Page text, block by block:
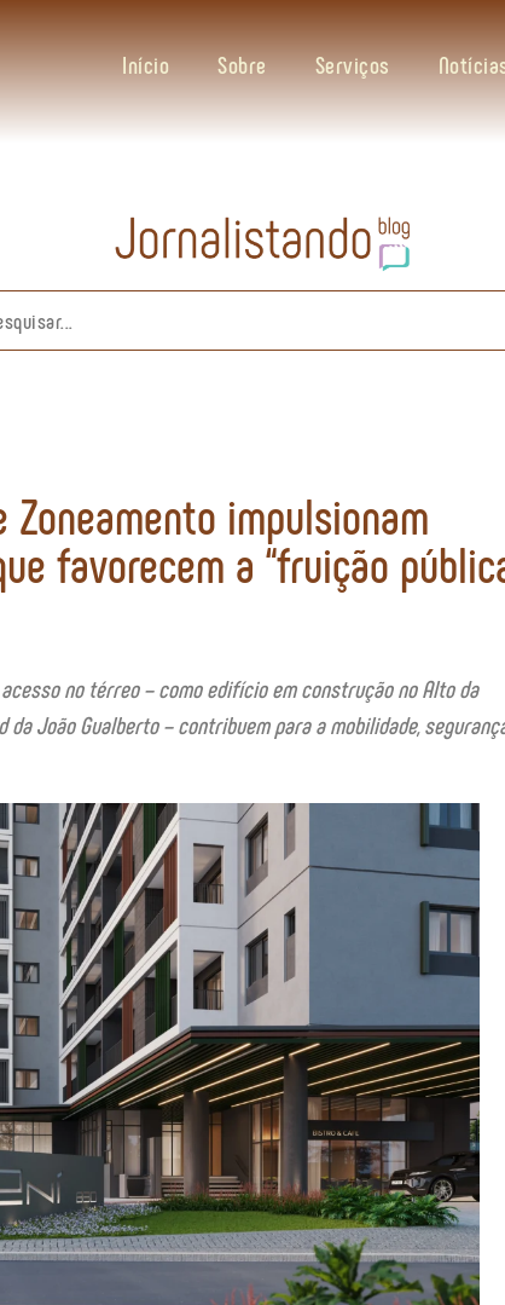
Início Sobre Serviços
impulsionam
favorecem a “fruição
no térreo – como edifício em construção no Alto da
João Gualberto – contribuem para a mobilidade,